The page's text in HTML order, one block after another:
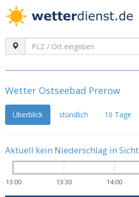
Wetter Ostseebad Prerow
Überblick stündlich 10 Tage
Aktuell kein Niederschlag in Sicht
13:00 13:30 14:00